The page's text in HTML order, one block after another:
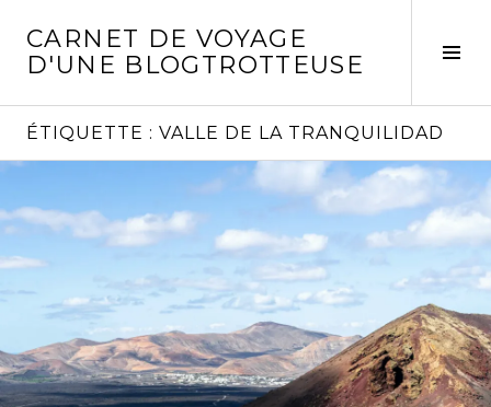
contenu
CARNET DE VOYAGE
D'UNE BLOGTROTTEUSE
ÉTIQUETTE : VALLE DE LA TRANQUILIDAD